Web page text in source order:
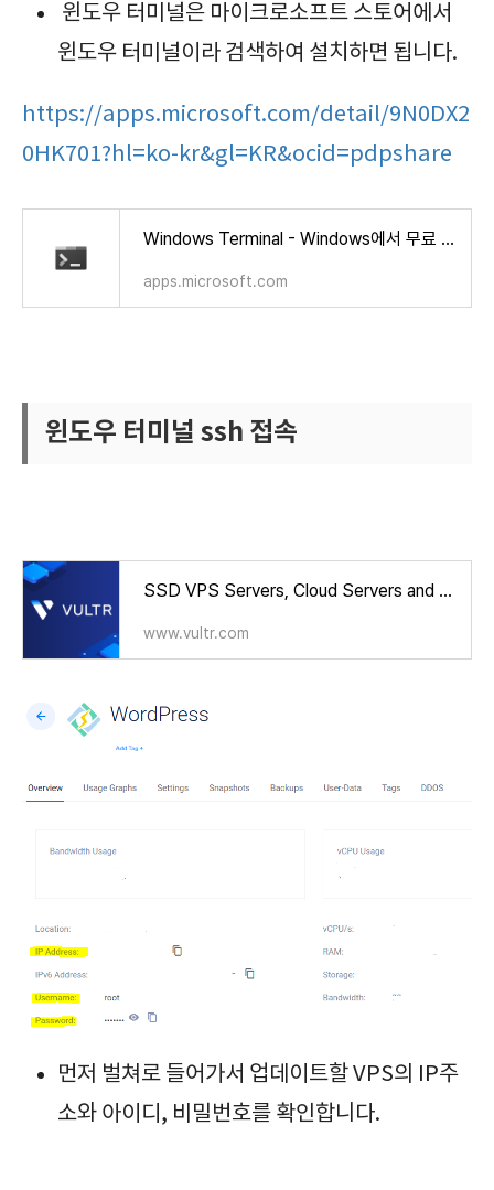
윈도우 터미널은 마이크로소프트 스토어에서
윈도우 터미널이라 검색하여 설치하면 됩니다.
https://apps.microsoft.com/detail/9N0DX2
0HK701?hl=ko-kr&gl=KR&ocid=pdpshare
Windows Terminal - Windows에서 무료 다운로드 및 설치 | Microsoft Store
apps.microsoft.com
윈도우 터미널 ssh 접속
SSD VPS Servers, Cloud Servers and Cloud Hosting
www.vultr.com
먼저 벌쳐로 들어가서 업데이트할 VPS의 IP주
소와 아이디, 비밀번호를 확인합니다.